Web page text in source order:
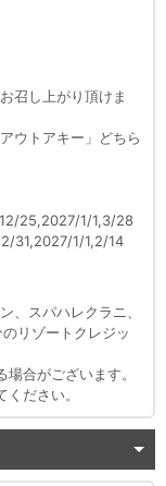
召し上がり頂けま
ウトアキー」どちら
25,2027/1/1,3/28
31,2027/1/1,2/14
、スパハレクラニ、
リゾートクレジッ
合がございます。
ださい。